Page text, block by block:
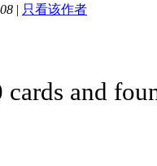
| 只看该作者
cards and